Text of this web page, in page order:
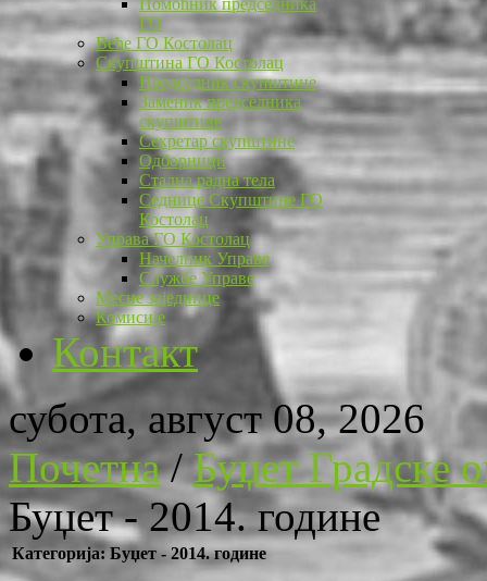
Помоћник председника
ГО
Веће ГО Костолац
Скупштина ГО Костолац
Председник скупштине
Заменик председника
скупштине
Секретар скупштине
Одборници
Стална радна тела
Седнице Скупштине ГО
Костолац
Управа ГО Костолац
Начелник Управе
Службе Управе
Месне заједнице
Комисије
Контакт
субота, август 08, 2026
Почетна/Буџет Градске
Буџет - 2014. године
Категорија: Буџет - 2014. године